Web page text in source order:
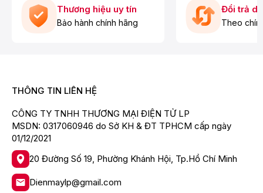
Dàn lạnh
79.8 x 29.3 x 23 cm
Lắp đặt
Ống đồng:
Chênh lệch độ cao tối đa:
Xuất xứ & bảo hành
Sản xuất tại:Thái Lan
Thương hiệu uy tín
Bảo hành chính hãng
Đổi trả
Theo
THÔNG TIN LIÊN HỆ
CÔNG TY TNHH THƯƠNG MẠI ĐIỆN TỬ LP
MSDN: 0317060946 do Sở KH & ĐT TPHCM cấp ngày
01/12/2021
20 Đường Số 19, Phường Khánh Hội, Tp.Hồ Chí Minh
Dienmaylp@gmail.com